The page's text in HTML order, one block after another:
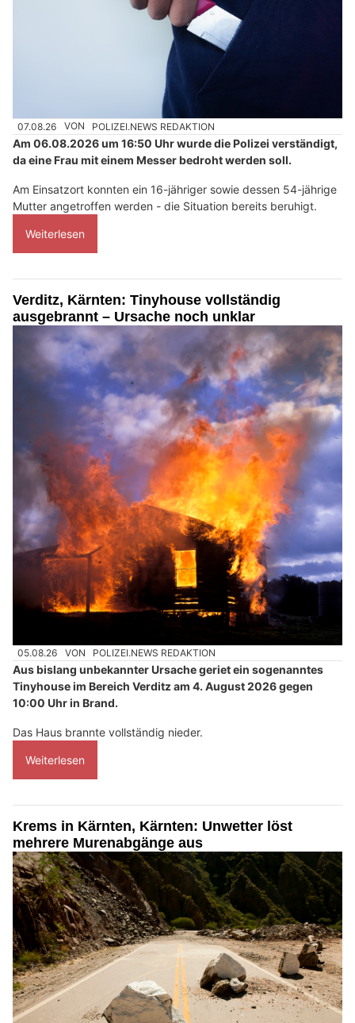
07.08.26 VON POLIZEI.NEWS REDAKTION
Am 06.08.2026 um 16:50 Uhr wurde die Polizei verständigt,
da eine Frau mit einem Messer bedroht werden soll.
Am Einsatzort konnten ein 16-jähriger sowie dessen 54-jährige
Mutter angetroffen werden - die Situation bereits beruhigt.
Weiterlesen
Verditz, Kärnten: Tinyhouse vollständig
ausgebrannt – Ursache noch unklar
05.08.26 VON POLIZEI.NEWS REDAKTION
Aus bislang unbekannter Ursache geriet ein sogenanntes
Tinyhouse im Bereich Verditz am 4. August 2026 gegen
10:00 Uhr in Brand.
Das Haus brannte vollständig nieder.
Weiterlesen
Krems in Kärnten, Kärnten: Unwetter löst
mehrere Murenabgänge aus